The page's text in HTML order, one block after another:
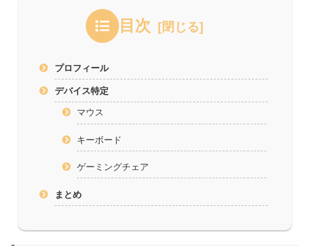
目次
プロフィール
デバイス特定
マウス
キーボード
ゲーミングチェア
まとめ